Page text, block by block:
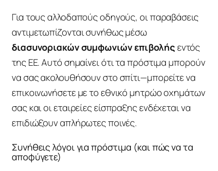
Για τους αλλοδαπούς οδηγούς, οι παραβάσεις
αντιμετωπίζονται συνήθως μέσω
διασυνοριακών συμφωνιών επιβολήςεντός
της ΕΕ. Αυτό σημαίνει ότι τα πρόστιμα μπορούν
να σας ακολουθήσουν στο σπίτι—μπορείτε να
επικοινωνήσετε με το εθνικό μητρώο οχημάτων
σας και οι εταιρείες είσπραξης ενδέχεται να
επιδιώξουν απλήρωτες ποινές.
Συνήθεις λόγοι για πρόστιμα (και πώς να τα
αποφύγετε)